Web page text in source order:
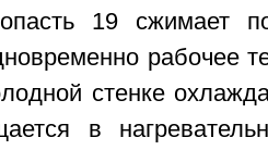
19 сжимает
рабочее
стенке
в